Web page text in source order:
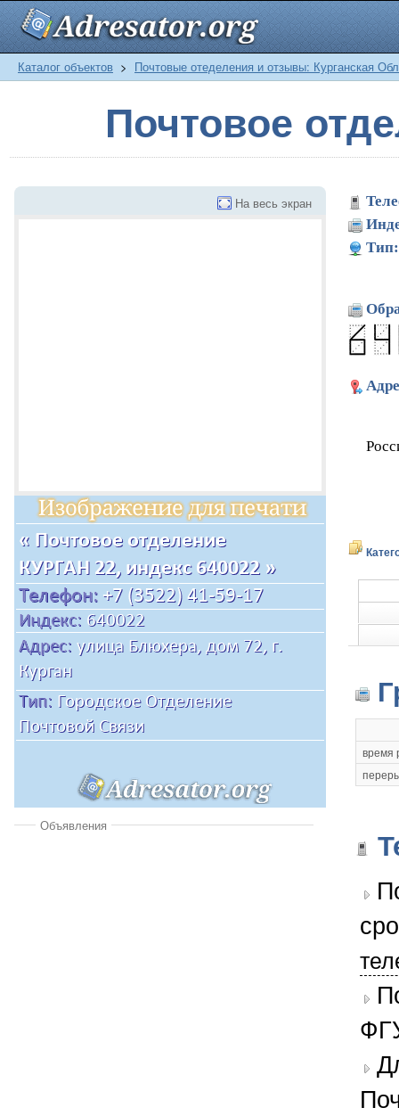
Каталог объектов > Почтовые отеделения и отзывы: Курганская
Почтовое
На весь экран
Объявления
Тип:
время